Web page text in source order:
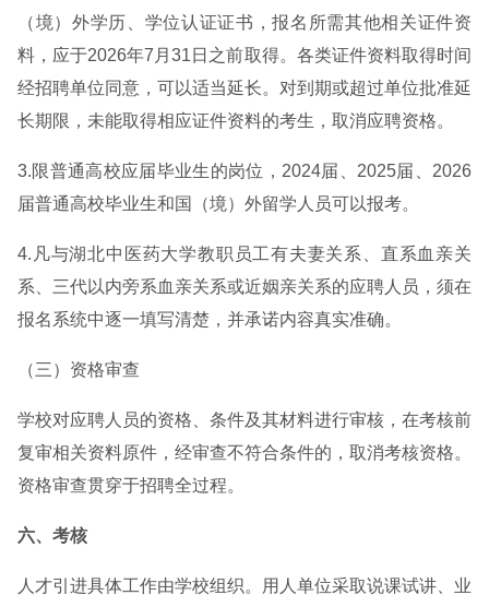
（境）外学历、学位认证证书，报名所需其他相关证件资
料，应于2026年7月31日之前取得。各类证件资料取得时间
经招聘单位同意，可以适当延长。对到期或超过单位批准延
长期限，未能取得相应证件资料的考生，取消应聘资格。
3.限普通高校应届毕业生的岗位，2024届、2025届、2026
届普通高校毕业生和国（境）外留学人员可以报考。
4.凡与湖北中医药大学教职员工有夫妻关系、直系血亲关
系、三代以内旁系血亲关系或近姻亲关系的应聘人员，须在
报名系统中逐一填写清楚，并承诺内容真实准确。
（三）资格审查
学校对应聘人员的资格、条件及其材料进行审核，在考核前
复审相关资料原件，经审查不符合条件的，取消考核资格。
资格审查贯穿于招聘全过程。
六、考核
人才引进具体工作由学校组织。用人单位采取说课试讲、业